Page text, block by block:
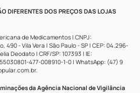
DIFERENTES DOS PREÇOS DAS LOJAS
de Medicamentos | CNPJ:
490 - Vila Vera | São Paulo - SP | CEP: 04.296-
Deodato | CRF/SP: 107393 | IE:
477-008910-1-0 | WhatsApp: (47) 9
.
da Agência Nacional de Vigilância